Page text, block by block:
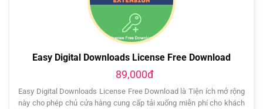
Easy Digital Downloads License Free Download
89,000đ
Easy Digital Downloads License Free Download là Tiện ích mở rộng
này cho phép chủ cửa hàng cung cấp tải xuống miễn phí cho khách